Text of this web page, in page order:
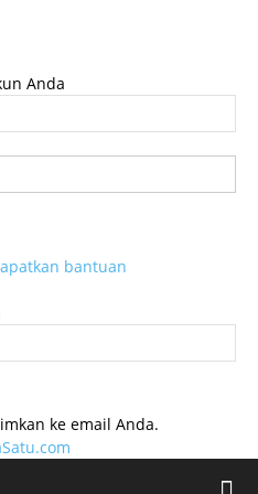
Anda
bantuan
ke email Anda.